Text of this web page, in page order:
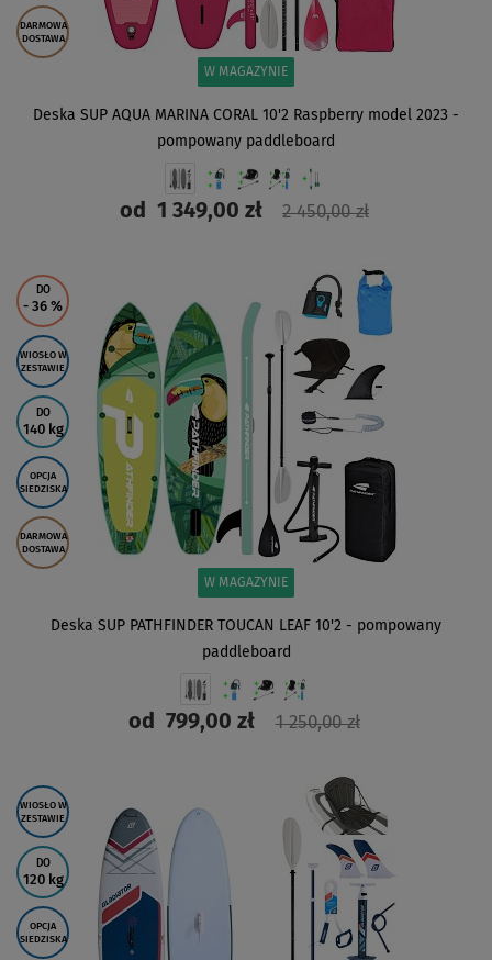
DARMOWA
DOSTAWA
W MAGAZYNIE
Deska SUP AQUA MARINA CORAL 10'2 Raspberry model 2023 -
pompowany paddleboard
od 1 349,00 zł 2 450,00 zł
DO
- 36 %
WIOSŁO W
ZESTAWIE
DO
140 kg
OPCJA
SIEDZISKA
DARMOWA
DOSTAWA
W MAGAZYNIE
Deska SUP PATHFINDER TOUCAN LEAF 10'2 - pompowany
paddleboard
od799,00 zł 1 250,00 zł
WIOSŁO W
ZESTAWIE
DO
120 kg
OPCJA
SIEDZISKA